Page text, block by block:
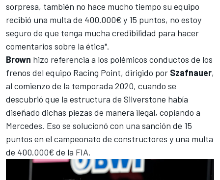
sorpresa, también no hace mucho tiempo su equipo
recibió una multa de 400.000€ y 15 puntos, no estoy
seguro de que tenga mucha credibilidad para hacer
comentarios sobre la ética".
Brown hizo referencia a los polémicos conductos de los
frenos del equipo Racing Point, dirigido por Szafnauer,
al comienzo de la temporada 2020, cuando se
descubrió que la estructura de Silverstone había
diseñado dichas piezas de manera ilegal, copiando a
Mercedes. Eso se solucionó con una sanción de 15
puntos en el campeonato de constructores y una multa
de 400.000€ de la FIA.